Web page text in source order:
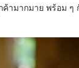
ามากมาย พร้อม ๆ